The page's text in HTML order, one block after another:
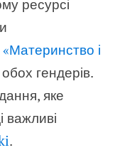
ресурсі
«Материнство і
гендерів.
яке
важливі
.